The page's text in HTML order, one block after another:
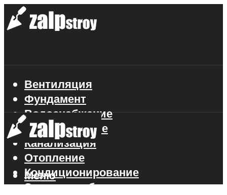
Вентиляция
Фундамент
Водоснабжение
Газоснабжение
Канализация
Отопление
Кондиционирование
Электроснабжение
Меню